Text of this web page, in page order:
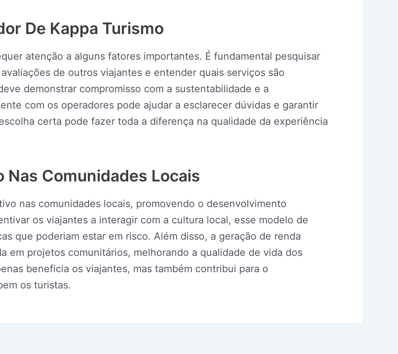
De Kappa Turismo
atenção a alguns fatores importantes. É fundamental pesquisar
de outros viajantes e entender quais serviços são
demonstrar compromisso com a sustentabilidade e a
com os operadores pode ajudar a esclarecer dúvidas e garantir
certa pode fazer toda a diferença na qualidade da experiência
Nas Comunidades Locais
nas comunidades locais, promovendo o desenvolvimento
os viajantes a interagir com a cultura local, esse modelo de
que poderiam estar em risco. Além disso, a geração de renda
em projetos comunitários, melhorando a qualidade de vida dos
beneficia os viajantes, mas também contribui para o
os turistas.